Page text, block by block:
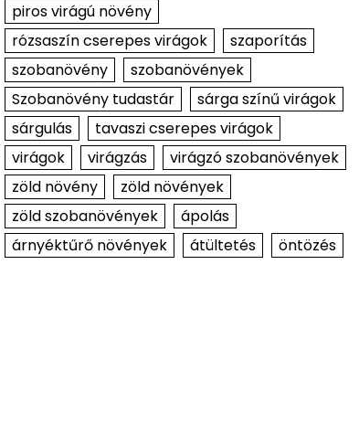
piros virágú növény
rózsaszín cserepes virágok
szaporítás
szobanövény
szobanövények
Szobanövény tudastár
sárga színű virágok
sárgulás
tavaszi cserepes virágok
virágok
virágzás
virágzó szobanövények
zöld növény
zöld növények
zöld szobanövények
ápolás
árnyéktűrő növények
átültetés öntözés